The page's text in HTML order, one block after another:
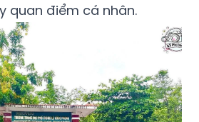
quan điểm cá nhân.